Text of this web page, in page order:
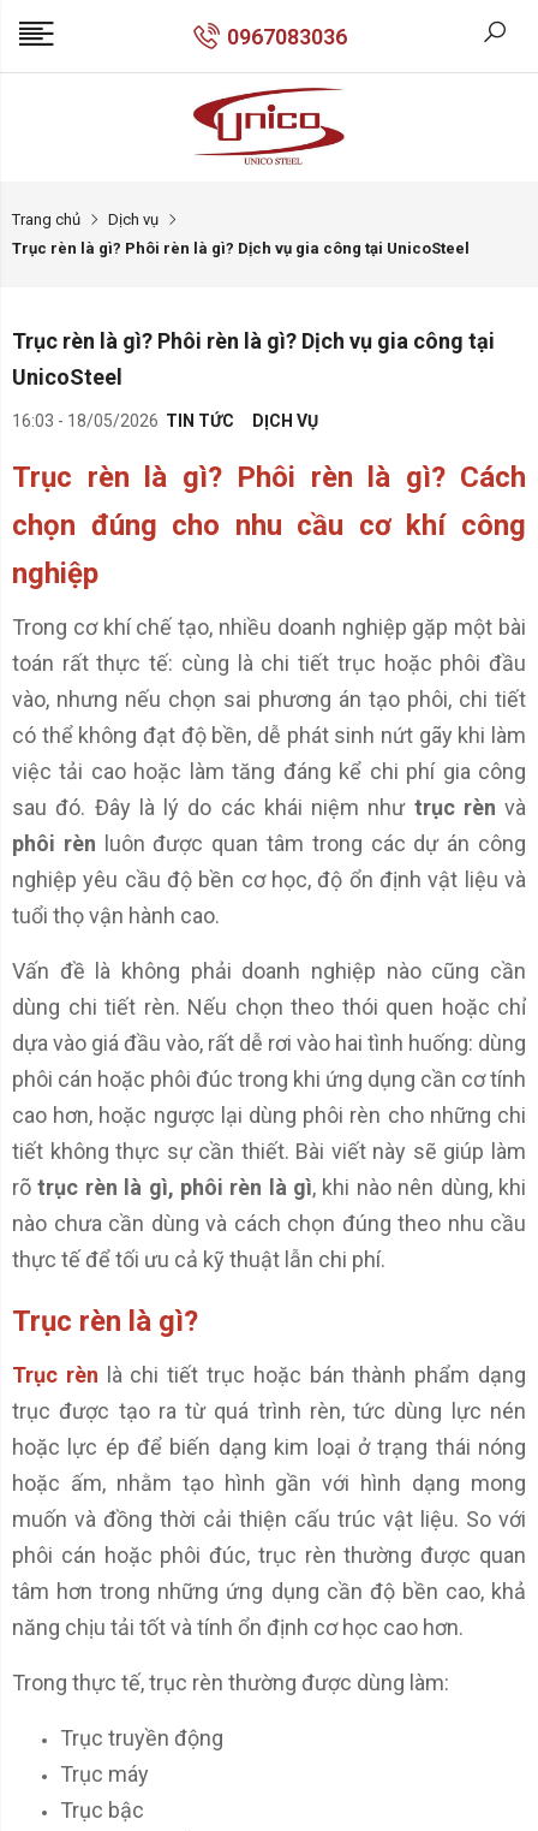
0967083036
Trang chủ
Dịch vụ
Trục rèn là gì? Phôi rèn là gì? Dịch vụ gia công tại UnicoSteel
Trục rèn là gì? Phôi rèn là gì? Dịch vụ gia công tại
UnicoSteel
16:03 - 18/05/2026 TIN TỨC DỊCH VỤ
Trục rèn là gì? Phôi rèn là gì? Cách
chọn đúng cho nhu cầu cơ khí công
nghiệp
Trong cơ khí chế tạo, nhiều doanh nghiệp gặp một bài
toán rất thực tế: cùng là chi tiết trục hoặc phôi đầu
vào, nhưng nếu chọn sai phương án tạo phôi, chi tiết
có thể không đạt độ bền, dễ phát sinh nứt gãy khi làm
việc tải cao hoặc làm tăng đáng kể chi phí gia công
sau đó. Đây là lý do các khái niệm như trục rèn và
phôi rèn luôn được quan tâm trong các dự án công
nghiệp yêu cầu độ bền cơ học, độ ổn định vật liệu và
tuổi thọ vận hành cao.
Vấn đề là không phải doanh nghiệp nào cũng cần
dùng chi tiết rèn. Nếu chọn theo thói quen hoặc chỉ
dựa vào giá đầu vào, rất dễ rơi vào hai tình huống: dùng
phôi cán hoặc phôi đúc trong khi ứng dụng cần cơ tính
cao hơn, hoặc ngược lại dùng phôi rèn cho những chi
tiết không thực sự cần thiết. Bài viết này sẽ giúp làm
rõtrục rèn là gì, phôi rèn là gì, khi nào nên dùng, khi
nào chưa cần dùng và cách chọn đúng theo nhu cầu
thực tế để tối ưu cả kỹ thuật lẫn chi phí.
Trục rèn là gì?
Trục rèn là chi tiết trục hoặc bán thành phẩm dạng
trục được tạo ra từ quá trình rèn, tức dùng lực nén
hoặc lực ép để biến dạng kim loại ở trạng thái nóng
hoặc ấm, nhằm tạo hình gần với hình dạng mong
muốn và đồng thời cải thiện cấu trúc vật liệu. So với
phôi cán hoặc phôi đúc, trục rèn thường được quan
tâm hơn trong những ứng dụng cần độ bền cao, khả
năng chịu tải tốt và tính ổn định cơ học cao hơn.
Trong thực tế, trục rèn thường được dùng làm:
Trục truyền động
Trục máy
Trục bậc